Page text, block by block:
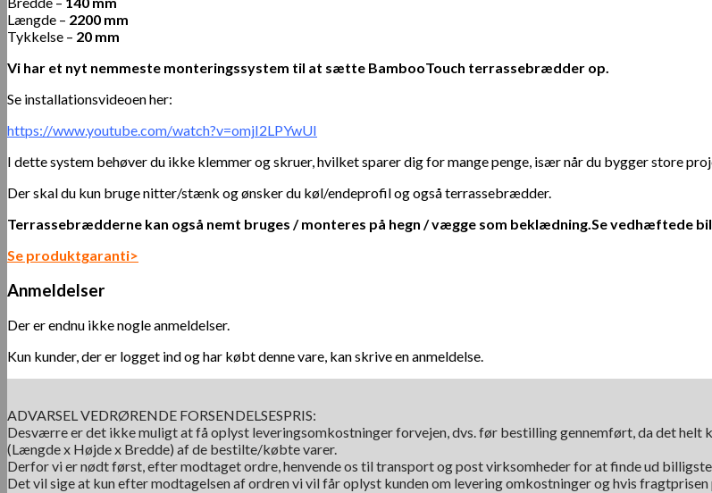
Længde – 2200 mm
Tykkelse – 20 mm
Vi har et nyt nemmeste monteringssystem til at sætte BambooTouch terrassebrædder op.
Se installationsvideoen her:
https://www.youtube.com/watch?v=omjI2LPYwUI
I dette system behøver du ikke klemmer og skruer, hvilket sparer dig for mange penge, især når du bygger store
Der skal du kun bruge nitter/stænk og ønsker du køl/endeprofil og også terrassebrædder.
Terrassebrædderne kan også nemt bruges / monteres på hegn / vægge som beklædning.Se vedhæftede
Se produktgaranti>
Anmeldelser
Der er endnu ikke nogle anmeldelser.
Kun kunder, der er logget ind og har købt denne vare, kan skrive en anmeldelse.
ADVARSEL VEDRØRENDE FORSENDELSESPRIS:
Desværre er det ikke muligt at få oplyst leveringsomkostninger forvejen, dvs. før bestilling gennemført, da det
(Længde x Højde x Bredde) af de bestilte/købte varer.
Derfor vi er nødt først, efter modtaget ordre, henvende os til transport og post virksomheder for at finde ud
Det vil sige at kun efter modtagelsen af ordren vi vil får oplyst kunden om levering omkostninger og hvis fragtprisen